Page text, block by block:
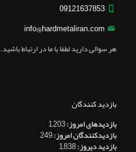
09121637853
info@hardmetaliran.com
هر سوالی دارید لطفا با ما در ارتباط باشید.
بازدید کنندگان
بازدیدهای امروز:1,203
بازدیدکنندگان امروز:249
بازدید دیروز:1,838